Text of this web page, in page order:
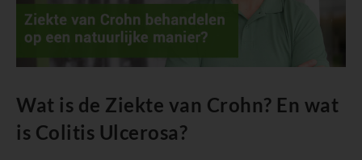
Wat is de Ziekte van Crohn? En wat
is Colitis Ulcerosa?